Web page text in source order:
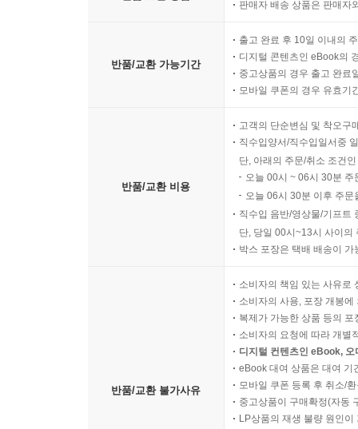
판매자 배송 상품은 판매자
반품/교환 가능기간
출고 완료 후 10일 이내의
디지털 콘텐츠인 eBook의
중고상품의 경우 출고 완료
모바일 쿠폰의 경우 유효기
반품/교환 비용
고객의 단순변심 및 착오구
직수입양서/직수입일서중
단, 아래의 주문/취소 조건
오늘 00시 ~ 06시 30분
오늘 06시 30분 이후 주
직수입 음반/영상물/기프트
단, 당일 00시~13시 사이의
박스 포장은 택배 배송이
반품/교환 불가사유
소비자의 책임 있는 사유로
소비자의 사용, 포장 개봉
복제가 가능한 상품 등의
소비자의 요청에 따라 개별
디지털 컨텐츠인 eBook,
eBook 대여 상품은 대여 기
모바일 쿠폰 등록 후 취소/
중고상품이 구매확정(자동
LP상품의 재생 불량 원인